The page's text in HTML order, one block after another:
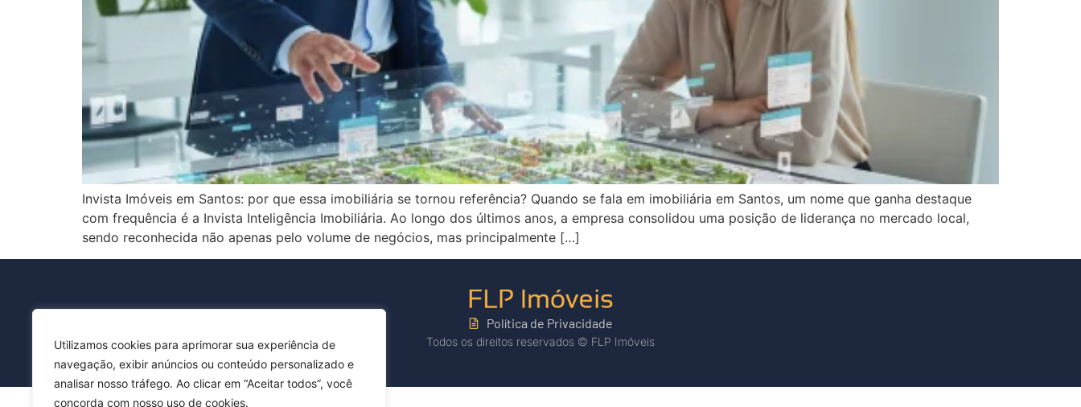
Utilizamos cookies para aprimorar sua experiência de
navegação, exibir anúncios ou conteúdo personalizado e
analisar nosso tráfego. Ao clicar em “Aceitar todos”, você
concorda com nosso uso de cookies.
Invista Imóveis em Santos: por que essa imobiliária se tornou referência? Quando se fala em imobiliária em Santos, um nome que ganha destaque
com frequência é a Invista Inteligência Imobiliária. Ao longo dos últimos anos, a empresa consolidou uma posição de liderança no mercado local,
sendo reconhecida não apenas pelo volume de negócios, mas principalmente […]
Política de Privacidade
Todos os direitos reservados © FLP Imóveis